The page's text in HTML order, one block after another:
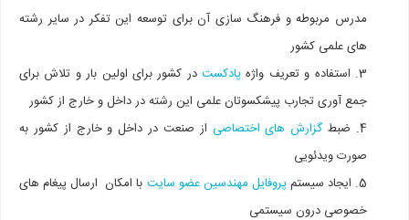
مدرس مربوطه و فرهنگ سازی آن برای توسعه این تفکر در سایر رشته
های علمی کشور
استفاده و تعریف واژهپادکستدر کشور برای اولین بار و تلاش برای
جمع آوری تجارب پیشکسوتان علمی این رشته در داخل و خارج از کشور
ضبطگزارش های اختصاصیاز صنعت در داخل و خارج از کشور به
صورت ویدئویی
ایجاد سیستمپروفایل مهندسین عضو سایتبا امکان ارسال پیغام های
خصوصی درون سیستمی